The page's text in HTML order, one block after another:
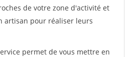
de votre zone d'activité et
artisan pour réaliser leurs
permet de vous mettre en